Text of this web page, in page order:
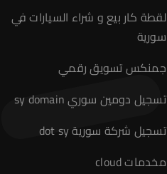
لقطة كار بيع و شراء السيارات في
سورية
جمنكس تسويق رقمي
تسجيل دومين سوري sy domain
تسجيل شركة سورية dot sy
مخدمات cloud